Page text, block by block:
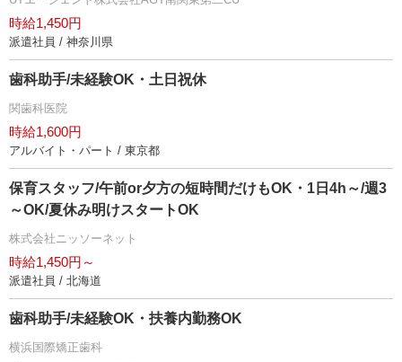
時給1,450円
派遣社員 / 神奈川県
歯科助手/未経験OK・土日祝休
関歯科医院
時給1,600円
アルバイト・パート / 東京都
保育スタッフ/午前or夕方の短時間だけもOK・1日4h～/週3
～OK/夏休み明けスタートOK
株式会社ニッソーネット
時給1,450円～
派遣社員 / 北海道
歯科助手/未経験OK・扶養内勤務OK
横浜国際矯正歯科